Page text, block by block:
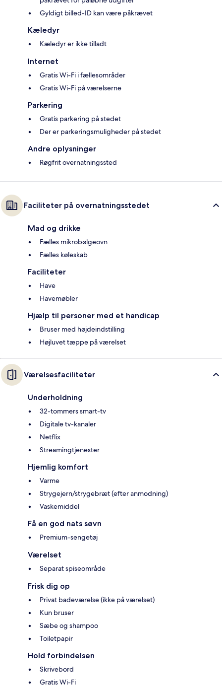
Gyldigt billed-ID kan være påkrævet
Kæledyr
Kæledyr er ikke tilladt
Internet
Gratis Wi-Fi i fællesområder
Gratis Wi-Fi på værelserne
Parkering
Gratis parkering på stedet
Der er parkeringsmuligheder på stedet
Andre oplysninger
Røgfrit overnatningssted
Faciliteter på overnatningsstedet
Mad og drikke
Fælles mikrobølgeovn
Fælles køleskab
Faciliteter
Have
Havemøbler
Hjælp til personer med et handicap
Bruser med højdeindstilling
Højluvet tæppe på værelset
Værelsesfaciliteter
Underholdning
32-tommers smart-tv
Digitale tv-kanaler
Netflix
Streamingtjenester
Hjemlig komfort
Varme
Strygejern/strygebræt (efter anmodning)
Vaskemiddel
Få en god nats søvn
Premium-sengetøj
Værelset
Separat spiseområde
Frisk dig op
Privat badeværelse (ikke på værelset)
Kun bruser
Sæbe og shampoo
Toiletpapir
Hold forbindelsen
Skrivebord
Gratis Wi-Fi